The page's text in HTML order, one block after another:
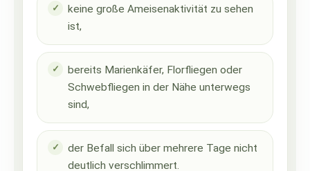
keine große Ameisenaktivität zu sehen
ist,
bereits Marienkäfer, Florfliegen oder
Schwebfliegen in der Nähe unterwegs
sind,
der Befall sich über mehrere Tage nicht
deutlich verschlimmert.